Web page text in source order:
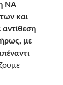
ΝΑ
και
με